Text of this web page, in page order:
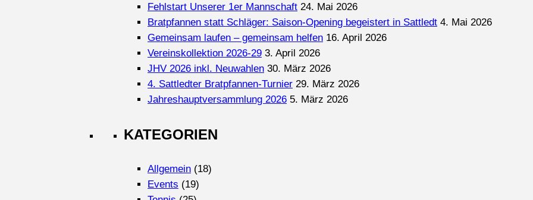
Fehlstart Unserer 1er Mannschaft 24. Mai 2026
Bratpfannen statt Schläger: Saison-Opening begeistert in Sattledt 4. Mai 2026
Gemeinsam laufen – gemeinsam helfen 16. April 2026
Vereinskollektion 2026-29 3. April 2026
JHV 2026 inkl. Neuwahlen 30. März 2026
4. Sattledter Bratpfannen-Turnier 29. März 2026
Jahreshauptversammlung 2026 5. März 2026
KATEGORIEN
Allgemein (18)
Events (19)